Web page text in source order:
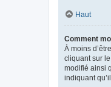
Haut
Comment
À moins
cliquant sur
modifié ainsi
indiquant